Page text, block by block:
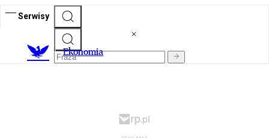
Serwisy
Ekonomia